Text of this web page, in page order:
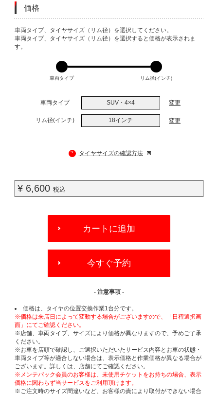
価格
VARIATIONS
車両タイプ、タイヤサイズ（リム径）を選択してください。
車両タイプ、タイヤサイズ（リム径）を選択すると価格が表示されま
す。
車両タイプ リム径(インチ)
車両タイプ SUV・4×4 変更
リム径(インチ) 18インチ 変更
? タイヤサイズの確認方法
¥ 6,600 税込
OPTIONS
カートに追加
今すぐ予約
- 注意事項 -
価格は、タイヤの位置交換作業1台分です。
※価格は来店日によって変動する場合がございますので、「日程選択画
面」にてご確認ください。
※店舗、車両タイプ、サイズにより価格が異なりますので、予めご了承
ください。
※お車を店頭で確認し、ご選択いただいたサービス内容とお車の状態・
車両タイプ等が適合しない場合は、表示価格と作業価格が異なる場合が
ございます。詳しくは、店舗にてご確認ください。
※メンテパック会員のお客様は、未使用チケットをお持ちの場合、表示
価格に関わらず当サービスをご利用頂けます。
※ご注文時のサイズ間違いなど、お客様の責により取付ができない場合